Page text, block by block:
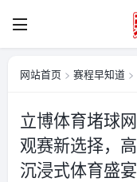
网站首页 > 赛程早知道
立博体育堵球
观赛新选择，
沉浸式体育盛